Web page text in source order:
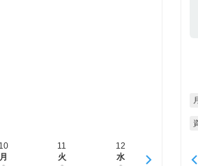
10
月
11
火
12
水